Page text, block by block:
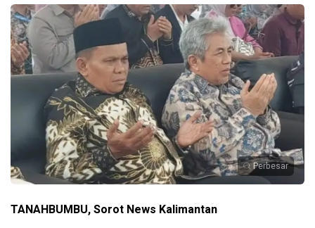
Perbesar
TANAHBUMBU, Sorot News Kalimantan